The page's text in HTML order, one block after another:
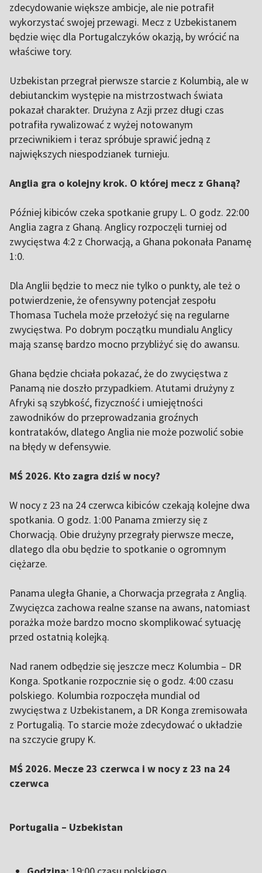
zdecydowanie większe ambicje, ale nie potrafił
wykorzystać swojej przewagi. Mecz z Uzbekistanem
będzie więc dla Portugalczyków okazją, by wrócić na
właściwe tory.
Uzbekistan przegrał pierwsze starcie z Kolumbią, ale w
debiutanckim występie na mistrzostwach świata
pokazał charakter. Drużyna z Azji przez długi czas
potrafiła rywalizować z wyżej notowanym
przeciwnikiem i teraz spróbuje sprawić jedną z
największych niespodzianek turnieju.
Anglia gra o kolejny krok. O której mecz z Ghaną?
Później kibiców czeka spotkanie grupy L. O godz. 22:00
Anglia zagra z Ghaną. Anglicy rozpoczęli turniej od
zwycięstwa 4:2 z Chorwacją, a Ghana pokonała Panamę
1:0.
Dla Anglii będzie to mecz nie tylko o punkty, ale też o
potwierdzenie, że ofensywny potencjał zespołu
Thomasa Tuchela może przełożyć się na regularne
zwycięstwa. Po dobrym początku mundialu Anglicy
mają szansę bardzo mocno przybliżyć się do awansu.
Ghana będzie chciała pokazać, że do zwycięstwa z
Panamą nie doszło przypadkiem. Atutami drużyny z
Afryki są szybkość, fizyczność i umiejętności
zawodników do przeprowadzania groźnych
kontrataków, dlatego Anglia nie może pozwolić sobie
na błędy w defensywie.
MŚ 2026. Kto zagra dziś w nocy?
W nocy z 23 na 24 czerwca kibiców czekają kolejne dwa
spotkania. O godz. 1:00 Panama zmierzy się z
Chorwacją. Obie drużyny przegrały pierwsze mecze,
dlatego dla obu będzie to spotkanie o ogromnym
ciężarze.
Panama uległa Ghanie, a Chorwacja przegrała z Anglią.
Zwycięzca zachowa realne szanse na awans, natomiast
porażka może bardzo mocno skomplikować sytuację
przed ostatnią kolejką.
Nad ranem odbędzie się jeszcze mecz Kolumbia – DR
Konga. Spotkanie rozpocznie się o godz. 4:00 czasu
polskiego. Kolumbia rozpoczęła mundial od
zwycięstwa z Uzbekistanem, a DR Konga zremisowała
z Portugalią. To starcie może zdecydować o układzie
na szczycie grupy K.
MŚ 2026. Mecze 23 czerwca i w nocy z 23 na 24
czerwca
Portugalia – Uzbekistan